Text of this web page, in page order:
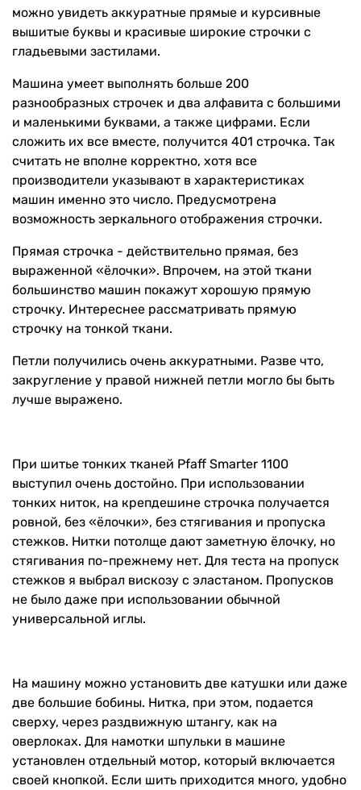
можно увидеть аккуратные прямые и курсивные
вышитые буквы и красивые широкие строчки с
гладьевыми застилами.
Машина умеет выполнять больше 200
разнообразных строчек и два алфавита с большими
и маленькими буквами, а также цифрами. Если
сложить их все вместе, получится 401 строчка. Так
считать не вполне корректно, хотя все
производители указывают в характеристиках
машин именно это число. Предусмотрена
возможность зеркального отображения строчки.
Прямая строчка - действительно прямая, без
выраженной «ёлочки». Впрочем, на этой ткани
большинство машин покажут хорошую прямую
строчку. Интереснее рассматривать прямую
строчку на тонкой ткани.
Петли получились очень аккуратными. Разве что,
закругление у правой нижней петли могло бы быть
лучше выражено.
При шитье тонких тканей Pfaff Smarter 1100
выступил очень достойно. При использовании
тонких ниток, на крепдешине строчка получается
ровной, без «ёлочки», без стягивания и пропуска
стежков. Нитки потолще дают заметную ёлочку, но
стягивания по-прежнему нет. Для теста на пропуск
стежков я выбрал вискозу с эластаном. Пропусков
не было даже при использовании обычной
универсальной иглы.
На машину можно установить две катушки или даже
две большие бобины. Нитка, при этом, подается
сверху, через раздвижную штангу, как на
оверлоках. Для намотки шпульки в машине
установлен отдельный мотор, который включается
своей кнопкой. Если шить приходится много, удобно